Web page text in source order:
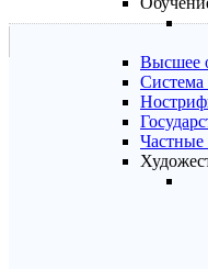
Высшее
Система
Частные